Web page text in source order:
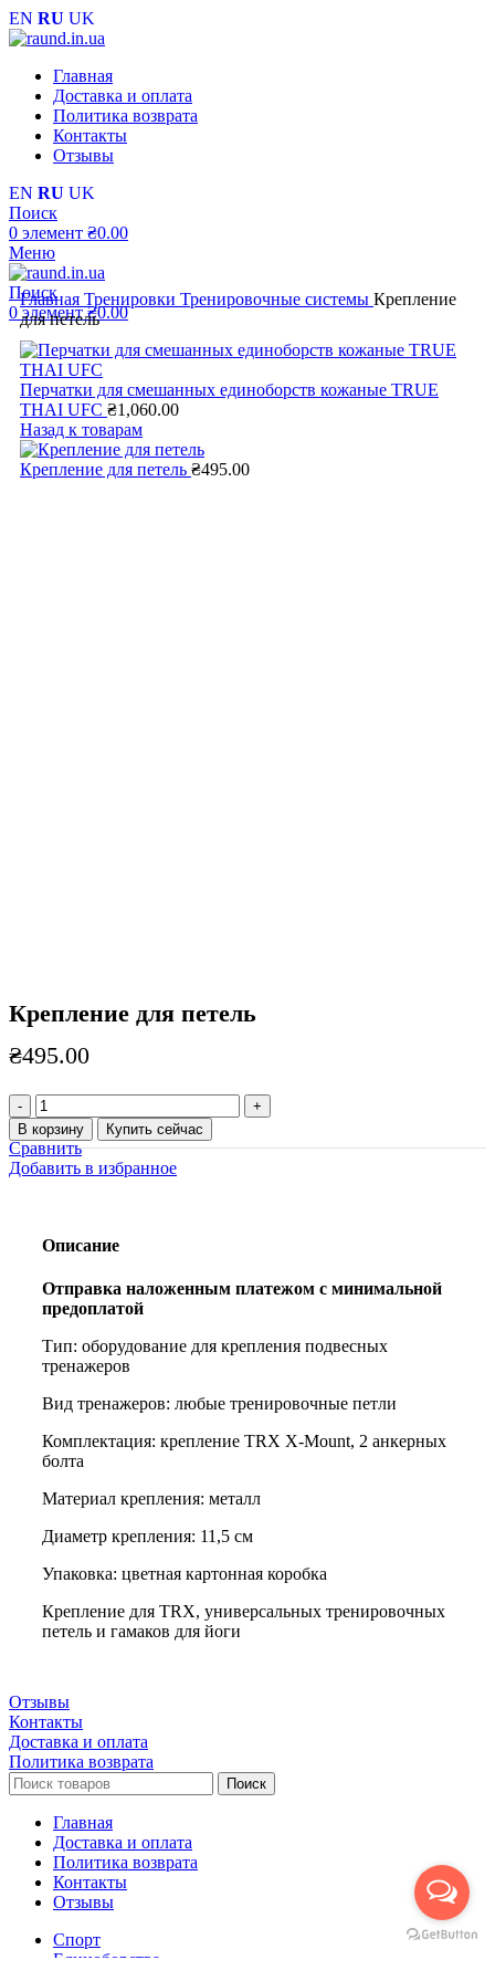
EN RU UK
Главная
Доставка и оплата
Политика возврата
Контакты
Отзывы
EN RU UK
Поиск
0 элемент ₴0.00
Меню
Поиск
0элемент ₴0.00
Главная Тренировки Тренировочные системы Крепление
для петель
Перчатки для смешанных единоборств кожаные TRUE
THAI UFC ₴1,060.00
Назад к товарам
Крепление для петель ₴495.00
Крепление для петель
₴495.00
Количество
товара
Крепление
для
петель
В корзину Купить сейчас
Сравнить
Добавить в избранное
Описание
Отправка наложенным платежом с минимальной
предоплатой
Тип: оборудование для крепления подвесных
тренажеров
Вид тренажеров: любые тренировочные петли
Комплектация: крепление TRX X-Mount, 2 анкерных
болта
Материал крепления: металл
Диаметр крепления: 11,5 см
Упаковка: цветная картонная коробка
Крепление для TRX, универсальных тренировочных
петель и гамаков для йоги
Отзывы
Контакты
Доставка и оплата
Политика возврата
Поиск
Главная
Доставка и оплата
Политика возврата
Контакты
Отзывы
Спорт
Единоборства